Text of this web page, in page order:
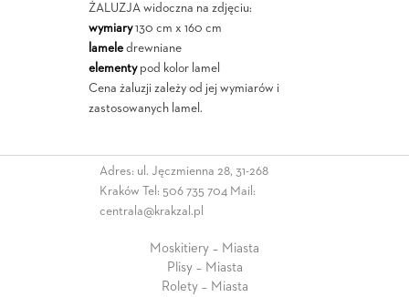
ŻALUZJA widoczna na zdjęciu:
wymiary130 cm x 160 cm
lameledrewniane
elementypod kolor lamel
Cena żaluzji zależy od jej wymiarów i
zastosowanych lamel.
Adres: ul. Jęczmienna 28, 31-268
Kraków Tel: 506 735 704 Mail:
centrala@krakzal.pl
Moskitiery – Miasta
Plisy – Miasta
Rolety – Miasta